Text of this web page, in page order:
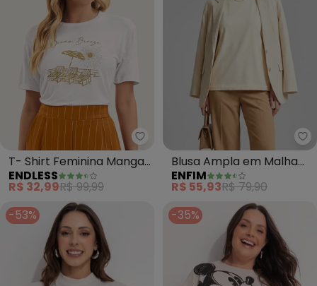
Endless - T- Shirt Feminina
T- Shirt Feminina Manga
Curta (Bege)
ENDLESS
R$ 32,99R$ 99,99
Blusa Ampla em Malha
(Off White)
ENFIM
R$ 55,93R$ 79,90
-53%
-35%